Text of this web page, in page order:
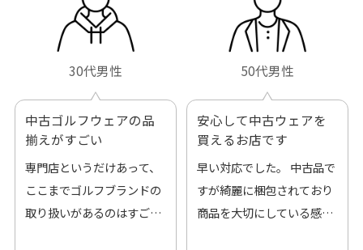
30代男性
中古ゴルフウェアの品
揃えがすごい
専門店というだけあって、
ここまでゴルフブランドの
取り扱いがあるのはすご
50代男性
安心して中古ウェアを
買えるお店です
早い対応でした。 中古品で
すが綺麗に梱包されており
商品を大切にしている感が